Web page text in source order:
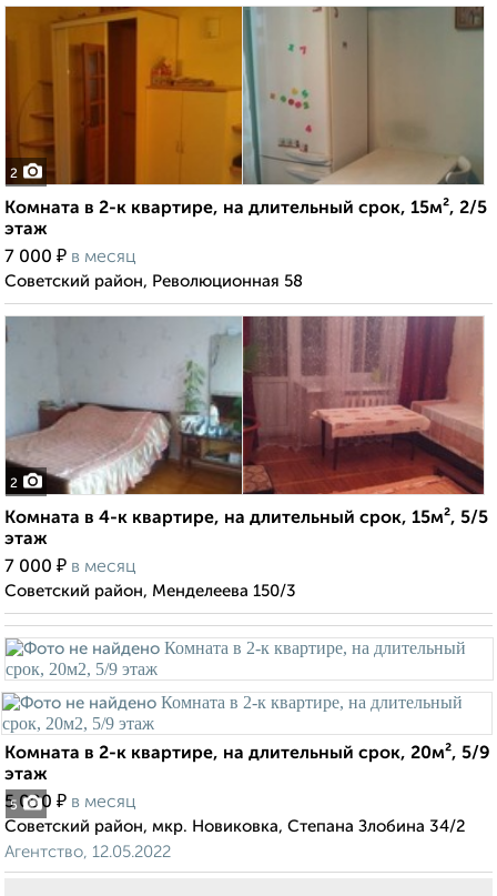
2
Комната в 2-к квартире, на длительный срок, 15м², 2/5
этаж
7 000 ₽ в месяц
Советский район, Революционная 58
2
Комната в 4-к квартире, на длительный срок, 15м², 5/5
этаж
7 000 ₽ в месяц
Советский район, Менделеева 150/3
5
Комната в 2-к квартире, на длительный срок, 20м², 5/9
этаж
5 000 ₽ в месяц
Советский район, мкр. Новиковка, Степана Злобина 34/2
Агентство, 12.05.2022